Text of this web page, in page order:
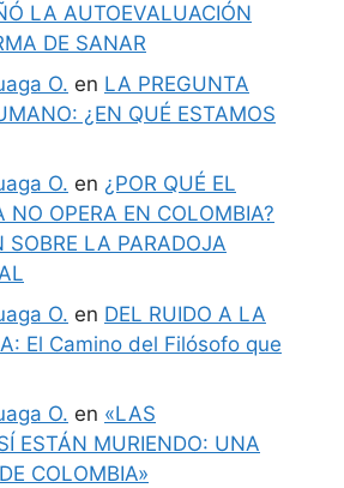
LA AUTOEVALUACIÓN
DE SANAR
O. en LA PREGUNTA
¿EN QUÉ ESTAMOS
O. en ¿POR QUÉ EL
NO OPERA EN COLOMBIA?
SOBRE LA PARADOJA
O. en DEL RUIDO A LA
El Camino del Filósofo que
O. en «LAS
ESTÁN MURIENDO: UNA
COLOMBIA»